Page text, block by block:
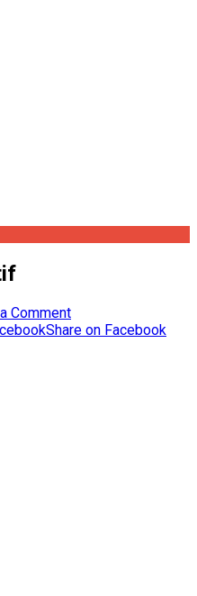
Comment
Share on Facebook